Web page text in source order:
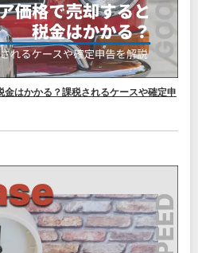
はかかる？課税されるケースや確定申